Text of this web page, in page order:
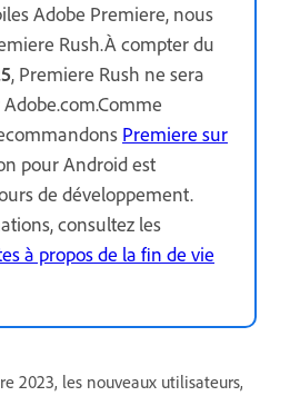
Adobe Premiere, nous
Rush.À compter du
, Premiere Rush ne sera
Premiere sur
pour Android est
de développement.
consultez les
à propos de la fin de vie
2023, les nouveaux utilisateurs,